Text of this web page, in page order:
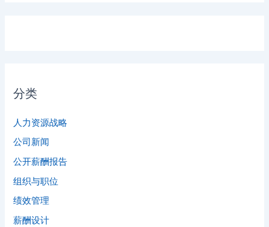
分类
人力资源战略
公司新闻
公开薪酬报告
组织与职位
绩效管理
薪酬设计